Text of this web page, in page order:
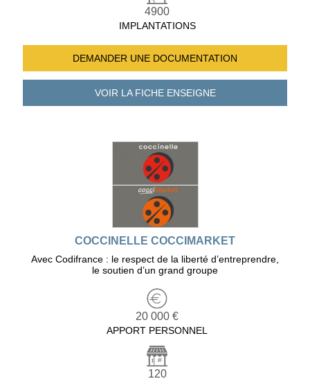
4900
IMPLANTATIONS
DEMANDER UNE DOCUMENTATION
VOIR LA FICHEENSEIGNE
COCCINELLE COCCIMARKET
Avec Codifrance : le respect de la liberté d’entreprendre,
le soutien d’un grand groupe
20 000 €
APPORT PERSONNEL
120